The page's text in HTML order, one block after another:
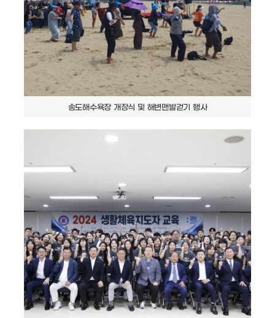
송도해수욕장 개장식 및 해변맨발걷기 행사